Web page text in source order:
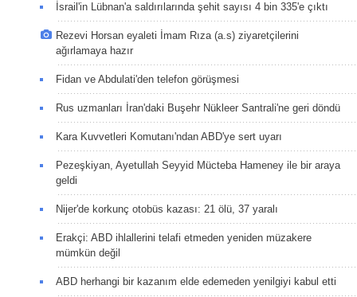
İsrail'in Lübnan'a saldırılarında şehit sayısı 4 bin 335'e çıktı
Rezevi Horsan eyaleti İmam Rıza (a.s) ziyaretçilerini
ağırlamaya hazır
Fidan ve Abdulati'den telefon görüşmesi
Rus uzmanları İran'daki Buşehr Nükleer Santrali'ne geri döndü
Kara Kuvvetleri Komutanı'ndan ABD'ye sert uyarı
Pezeşkiyan, Ayetullah Seyyid Mücteba Hameney ile bir araya
geldi
Nijer'de korkunç otobüs kazası: 21 ölü, 37 yaralı
Erakçi: ABD ihlallerini telafi etmeden yeniden müzakere
mümkün değil
ABD herhangi bir kazanım elde edemeden yenilgiyi kabul etti